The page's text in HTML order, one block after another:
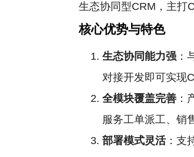
生态协同型CRM，主打
核心优势与特色
生态协同能力强 ：
对接开发即可实现
全模块覆盖完善 ：
服务工单派工、销
部署模式灵活：支